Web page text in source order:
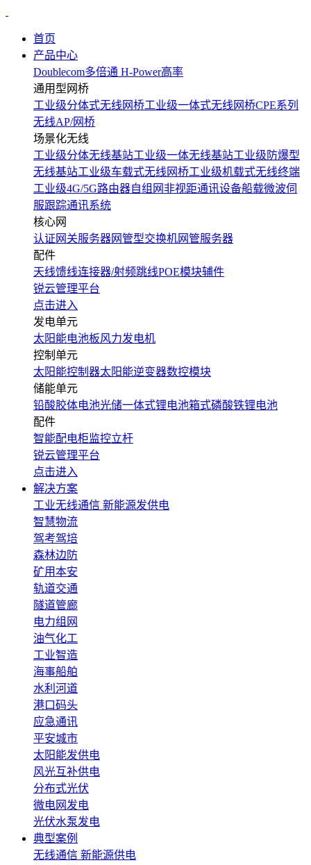
首页
产品中心
Doublecom多倍通 H-Power高率
通用型网桥
工业级分体式无线网桥工业级一体式无线网桥CPE系列
无线AP/网桥
场景化无线
工业级分体无线基站工业级一体无线基站工业级防爆型
无线基站工业级车载式无线网桥工业级机载式无线终端
工业级4G/5G路由器自组网非视距通讯设备船载微波伺
服跟踪通讯系统
核心网
认证网关服务器网管型交换机网管服务器
配件
天线馈线连接器/射频跳线POE模块辅件
锐云管理平台
点击进入
发电单元
太阳能电池板风力发电机
控制单元
太阳能控制器太阳能逆变器数控模块
储能单元
铅酸胶体电池光储一体式锂电池箱式磷酸铁锂电池
配件
智能配电柜监控立杆
锐云管理平台
点击进入
解决方案
工业无线通信 新能源发供电
智慧物流
驾考驾培
森林边防
矿用本安
轨道交通
隧道管廊
电力组网
油气化工
工业智造
海事船舶
水利河道
港口码头
应急通讯
平安城市
太阳能发供电
风光互补供电
分布式光伏
微电网发电
光伏水泵发电
典型案例
无线通信 新能源供电